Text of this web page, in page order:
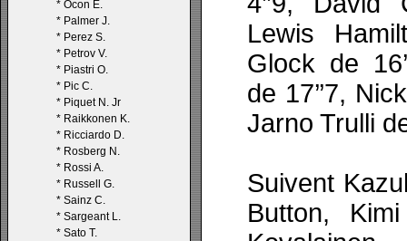
* Ocon E.
* Palmer J.
* Perez S.
* Petrov V.
* Piastri O.
* Pic C.
* Piquet N. Jr
* Raikkonen K.
* Ricciardo D.
* Rosberg N.
* Rossi A.
* Russell G.
* Sainz C.
* Sargeant L.
* Sato T.
Lewis
Glock de
de 17’’7,
Jarno Trulli de
Suivent
Button,